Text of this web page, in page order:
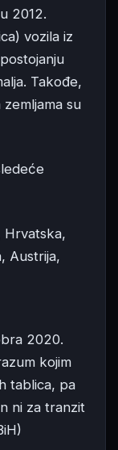
2012.
vozila iz
Takođe,
su
Hrvatska,
Austrija,
2020.
kojim
tablica, pa
ni za tranzit